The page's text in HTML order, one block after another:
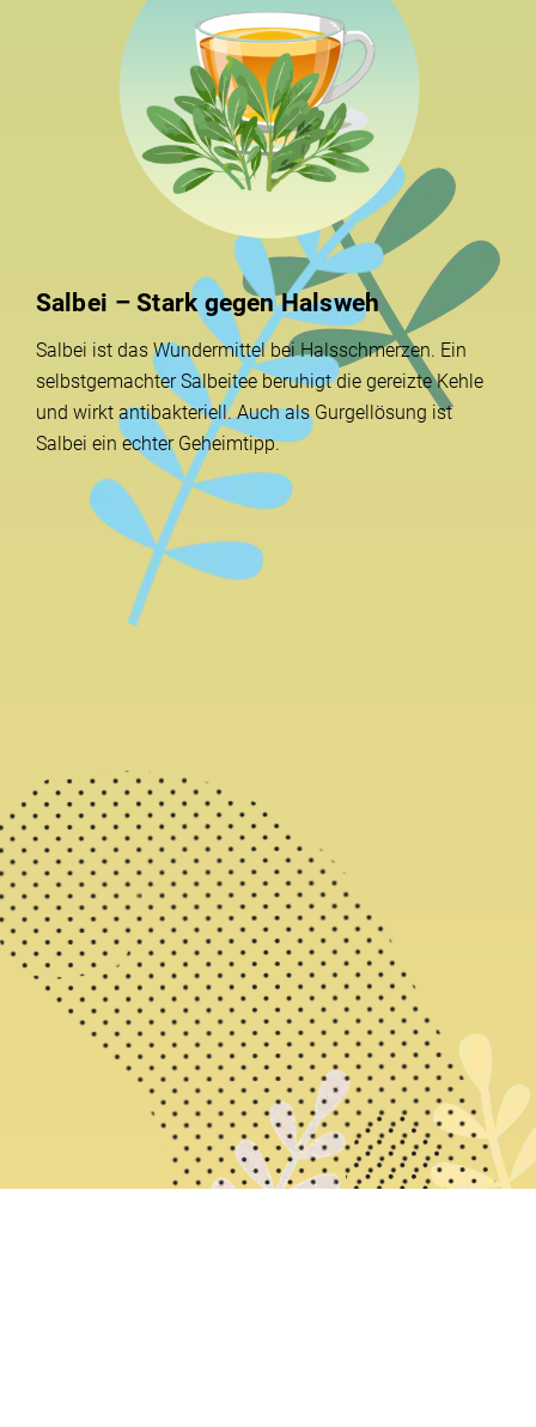
Salbei – Stark gegen Halsweh
Salbei ist das Wundermittel bei Halsschmerzen. Ein
selbstgemachter Salbeitee beruhigt die gereizte Kehle
und wirkt antibakteriell. Auch als Gurgellösung ist
Salbei ein echter Geheimtipp.